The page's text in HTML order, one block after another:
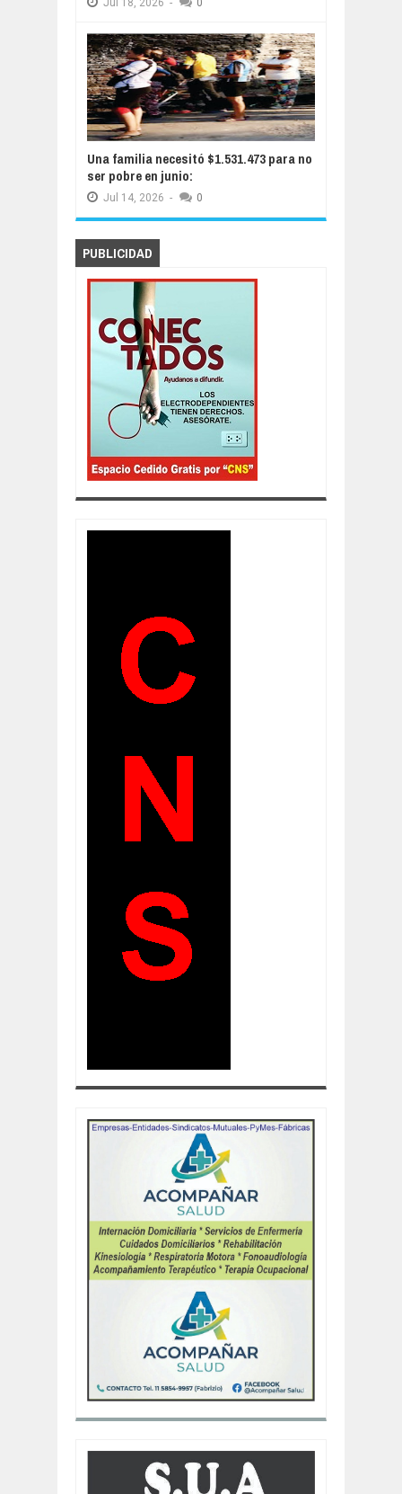
Jul 18, 2026 - 0
Una familia necesitó $1.531.473 para no
ser pobre en junio:
Jul 14, 2026 - 0
PUBLICIDAD